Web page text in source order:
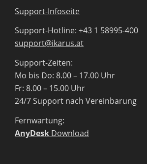
Support-Infoseite
Support-Hotline: +43 1 58995-400
support@ikarus.at
Support-Zeiten:
Mo bis Do: 8.00 – 17.00 Uhr
Fr: 8.00 – 15.00 Uhr
24/7 Support nach Vereinbarung
Fernwartung:
AnyDesk Download